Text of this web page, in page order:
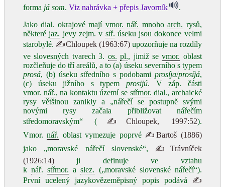
forma já som. Viz nahrávka + přepis Javorník
.
Jakodial. okrajové mají vmor. nář. mnohoarch. rysů,
některéjaz. jevy zejm. v stř. úseku jsou dokonce velmi
starobylé. ✍Chloupek (1963:67)upozorňuje na rozdíly
ve slovesných tvarech 3. os. pl., jimiž sevmor. oblast
rozčleňuje do tří areálů, a to (a) úseku severního s typem
prosá, (b) úseku středního s podobami prosíja/prosíjá,
(c) úseku jižního s typem prosijú. Vzáp. části
vmor. nář., na kontaktu území se střmor. dial., archaické
rysy většinou zanikly a „nářečí se postupně svými
novými rysy začala přibližovat nářečím
středomoravským“ ( ✍Chloupek, 1997:52).
Vmor.nář. oblast vymezuje poprvé ✍Bartoš (1886)
jako „moravské nářečí slovenské“, ✍Trávníček
(1926:14) ji definuje ve vztahu
knář. střmor. aslez. („moravské slovenské nářečí“).
První ucelený jazykovězeměpisný popis podává ✍